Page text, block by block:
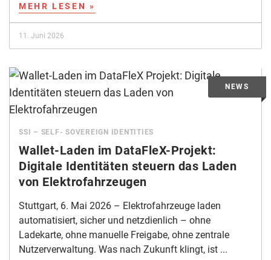
MEHR LESEN »
11. Juni 2026
SSI – SELF- SOVEREIGN IDENTITIES
Wallet-Laden im DataFleX-Projekt:
Digitale Identitäten steuern das Laden
von Elektrofahrzeugen
Stuttgart, 6. Mai 2026 – Elektrofahrzeuge laden
automatisiert, sicher und netzdienlich – ohne
Ladekarte, ohne manuelle Freigabe, ohne zentrale
Nutzerverwaltung. Was nach Zukunft klingt, ist ...